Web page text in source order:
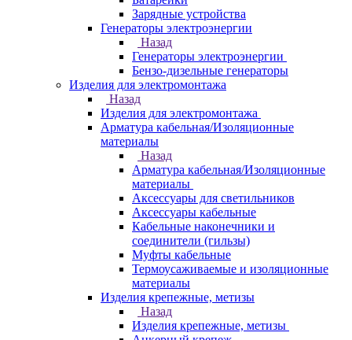
Зарядные устройства
Генераторы электроэнергии
Назад
Генераторы электроэнергии
Бензо-дизельные генераторы
Изделия для электромонтажа
Назад
Изделия для электромонтажа
Арматура кабельная/Изоляционные
материалы
Назад
Арматура кабельная/Изоляционные
материалы
Аксессуары для светильников
Аксессуары кабельные
Кабельные наконечники и
соединители (гильзы)
Муфты кабельные
Термоусаживаемые и изоляционные
материалы
Изделия крепежные, метизы
Назад
Изделия крепежные, метизы